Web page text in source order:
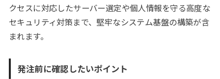
クセスに対応したサーバー選定や個人情報を守る高度な
セキュリティ対策まで、堅牢なシステム基盤の構築が含
まれます。
発注前に確認したいポイント